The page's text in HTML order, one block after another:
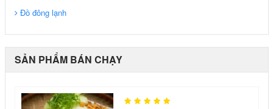
Đồ đông lạnh
SẢN PHẨM BÁN CHẠY